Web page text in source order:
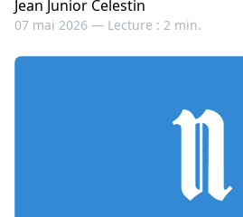
Jean Junior Celestin
07 mai 2026 — Lecture : 2 min.